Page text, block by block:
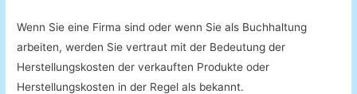
Wenn Sie eine Firma sind oder wenn Sie als Buchhaltung
arbeiten, werden Sie vertraut mit der Bedeutung der
Herstellungskosten der verkauften Produkte oder
Herstellungskosten in der Regel als bekannt.